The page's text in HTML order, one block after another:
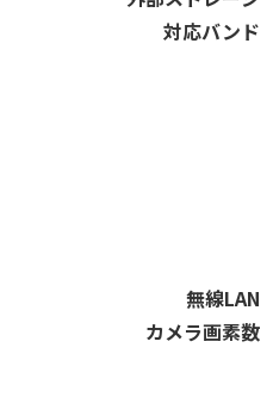
対応バンド
無線LAN
カメラ画素数